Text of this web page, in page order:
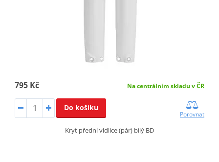
795 Kč Na centrálním skladu v ČR
Do košíku
Porovnat
Kryt přední vidlice (pár) bílý BD